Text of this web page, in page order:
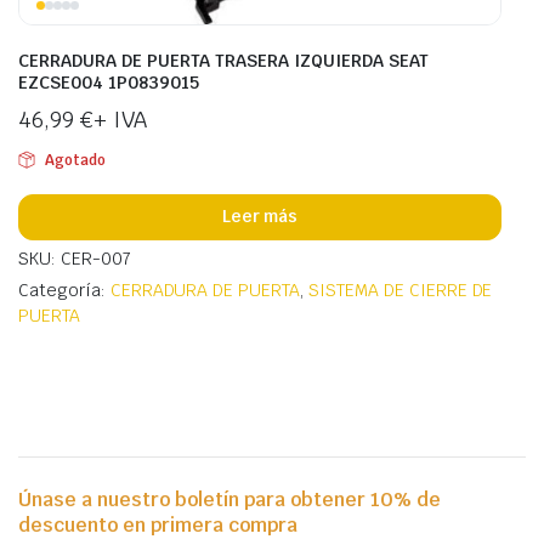
CERRADURA DE PUERTA TRASERA IZQUIERDA SEAT
EZCSE004 1P0839015
46,99 €+ IVA
Agotado
Leer más
SKU: CER-007
Categoría: CERRADURA DE PUERTA ,SISTEMA DE CIERRE DE
PUERTA
Únase a nuestro boletín para obtener 10% de
descuento en primera compra